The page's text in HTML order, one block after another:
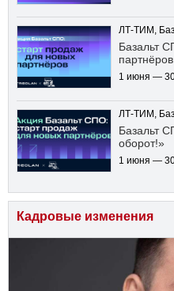
ЛТ-ТИМ,
Базальт
партнёров
1 июня —
ЛТ-ТИМ,
Базальт
оборот!»
1 июня —
Кадровые изменения